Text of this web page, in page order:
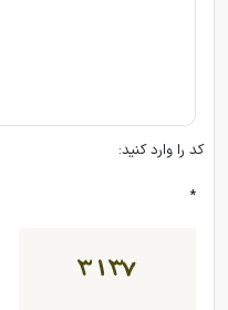
کد را وارد کنید:
*